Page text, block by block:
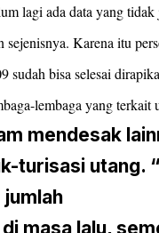
lagi ada data yang
sejenisnya. Karena itu
sudah bisa selesai
lembaga yang terkait
mendesak
turisasi utang.
jumlah
masa lalu,